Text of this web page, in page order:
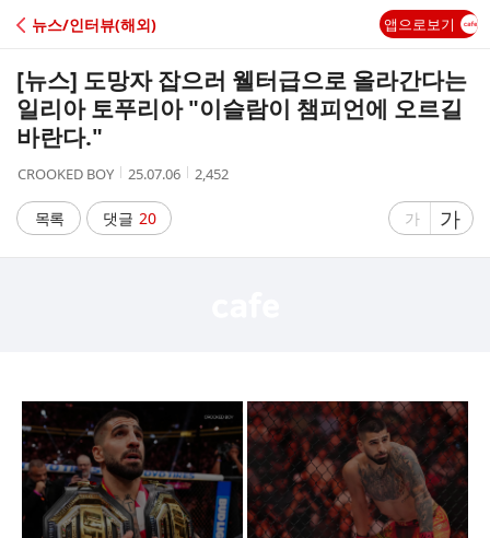
C
A
뉴스/인터뷰(해외) 앱으로보기
[뉴스] 도망자 잡으러 웰터급으로 올라간다는
일리아 토푸리아 "이슬람이 챔피언에 오르길
바란다."
작
자
CROOKED BOY
작
시
간
25.07.06
조
2,452
목록 댓글 20
글
가
글
자
가